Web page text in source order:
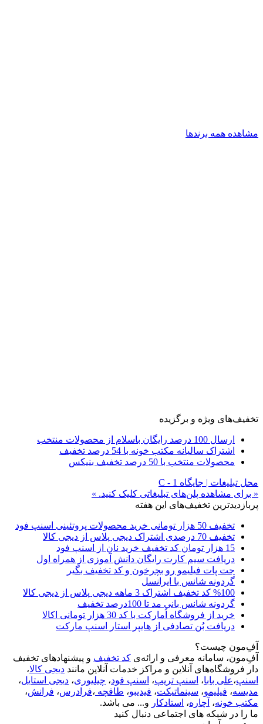
مشاهده همه برندها
تخفیف‌های ویژه و برگزیده
ارسال 100 درصد رایگان باسلام از محصولات منتخب
اشتراک سالیانه مکتب خونه با 54 درصد تخفیف
محصولات منتخب با 50 درصد تخفیف بنیکس
محل تبلیغات | جایگاه C - 1
« برای مشاهده پلن‌های تبلیغاتی کلیک کنید. »
پربازدیدترین تخفیف‌های این هفته
تخفیف 50 هزار تومانی خرید محصولات پروتئینی اسنپ فود
تخفیف 70 درصدی اشتراک دیجی پلاس از دیجی کالا
15 هزار تومان کد تخفیف خرید نان از اسنپ فود
دریافت سیم کارت رایگان دانش آموزی از همراه اول
جت پات فیلیمو رو بچرخون و کد تخفیف بگیر
گردونه شانس با ایرانسل
%100 کد تخفیف اشتراک 3 ماهه دیجی پلاس از دیجی کالا
گردونه شانس بانی مد تا 100درصد تخفیف
خرید از فروشگاه اُمارکت با کد 30 هزار تومانی اکالا
دریافت بُن تصادفی از هایپر استار اسنپ مارکت
آفِ‌مون چیست؟
آفِ‌مون، سامانه معرفی و ارائه‌ی کد تخفیف و پیشنهادهای تخفیف
دار فروشگاه‌های آنلاین و مراکز خدمات آنلاین مانند دیجی کالا،
اسنپ،علی بابا، اسنپ تریپ، اسنپ فود، چیلیوری، دیجی استایل،
مدیسه، فیلیمو، سینماتیکت، فیدیبو، طاقچه ،فرادرس، فرانش،
مکتب خونه، آچاره، استادکار و... می باشد.
ما را در شبکه های اجتماعی دنبال کنید